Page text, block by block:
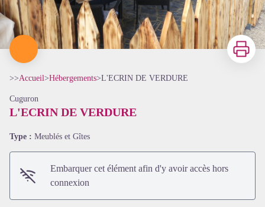
Imprimer
>>Accueil>Hébergements>L'ECRIN DE VERDURE
Cuguron
L'ECRIN DE VERDURE
Type : Meublés et Gîtes
Embarquer cet élément afin d'y avoir accès hors
connexion